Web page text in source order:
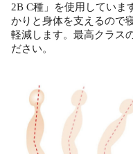
2B C種」を使用していま
かりと身体を支えるので
軽減します。最高クラス
ださい。